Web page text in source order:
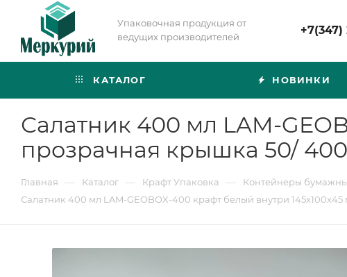
Упаковочная продукция от
ведущих производителей
+7(347)
КАТАЛОГ НОВИНКИ
Салатник 400 мл LAM-
прозрачная крышка 50/
Главная — Каталог — Крафт Упаковка — Контейнеры
Салатник 400 мл LAM-GEOBOX-400 крафт белый внутри